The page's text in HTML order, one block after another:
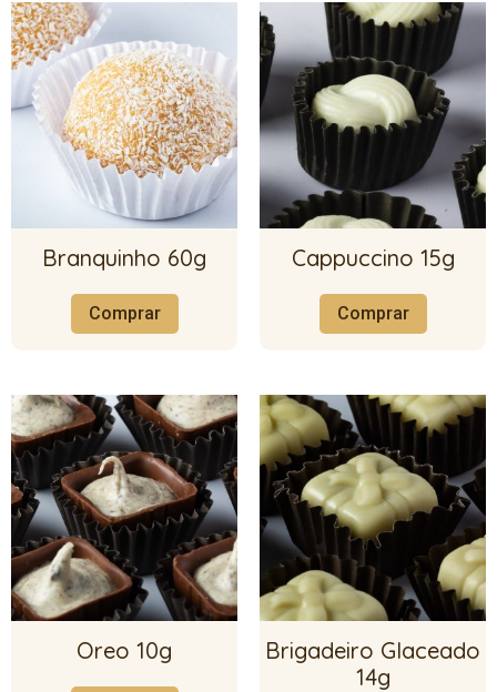
Branquinho 60g
Comprar
Cappuccino 15g
Comprar
Oreo 10g
Brigadeiro Glaceado
14g